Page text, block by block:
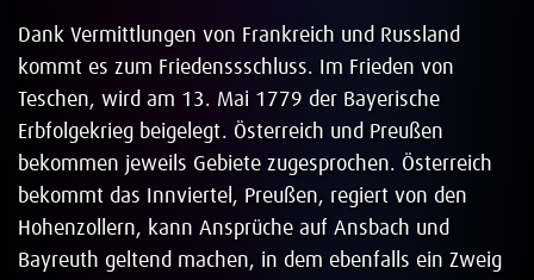
Dank Vermittlungen von Frankreich und Russland
kommt es zum Friedenssschluss. Im Frieden von
Teschen, wird am 13. Mai 1779 der Bayerische
Erbfolgekrieg beigelegt. Österreich und Preußen
bekommen jeweils Gebiete zugesprochen. Österreich
bekommt das Innviertel, Preußen, regiert von den
Hohenzollern, kann Ansprüche auf Ansbach und
Bayreuth geltend machen, in dem ebenfalls ein Zweig